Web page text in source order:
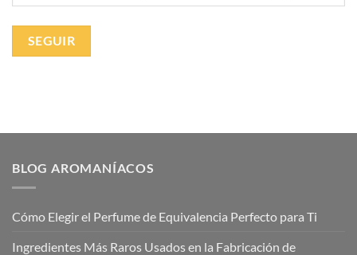
SEGUIR
BLOG AROMANÍACOS
Cómo Elegir el Perfume de Equivalencia Perfecto para Ti
Ingredientes Más Raros Usados en la Fabricación de